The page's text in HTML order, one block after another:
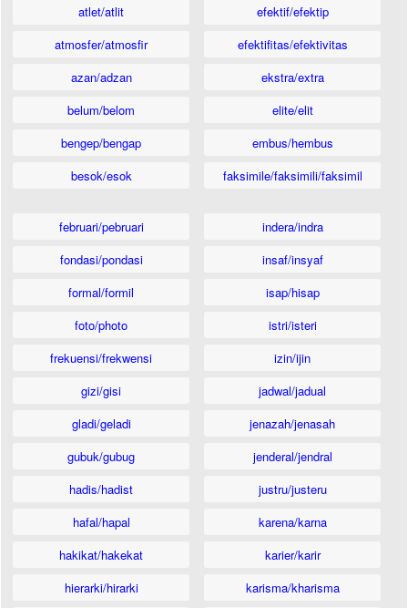
atlet/atlit
atmosfer/atmosfir
azan/adzan
belum/belom
bengep/bengap
besok/esok
efektif/efektip
efektifitas/efektivitas
ekstra/extra
elite/elit
embus/hembus
faksimile/faksimili/faksimil
februari/pebruari
fondasi/pondasi
formal/formil
foto/photo
frekuensi/frekwensi
gizi/gisi
gladi/geladi
gubuk/gubug
hadis/hadist
hafal/hapal
hakikat/hakekat
hierarki/hirarki
indera/indra
insaf/insyaf
isap/hisap
istri/isteri
izin/ijin
jadwal/jadual
jenazah/jenasah
jenderal/jendral
justru/justeru
karena/karna
karier/karir
karisma/kharisma